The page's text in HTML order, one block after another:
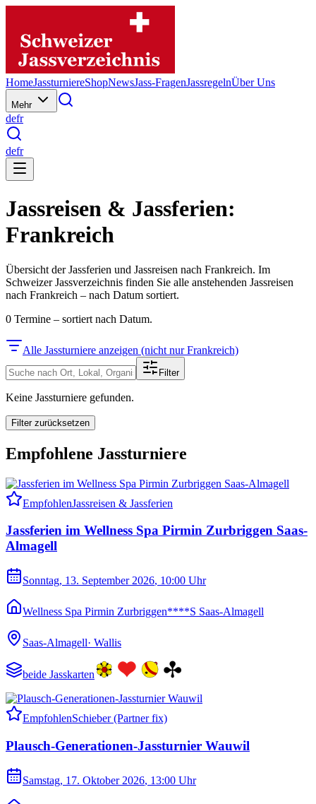
HomeJassturniereShopNewsJass-FragenJassregelnÜber Uns
Mehr
defr
defr
Jassreisen & Jassferien:
Frankreich
Übersicht der Jassferien und Jassreisen nach Frankreich. Im
Schweizer Jassverzeichnis finden Sie alle anstehenden Jassreisen
nach Frankreich – nach Datum sortiert.
0 Termine – sortiert nach Datum.
Alle Jassturniere anzeigen (nicht nur Frankreich)
Filter
Keine Jassturniere gefunden.
Filter zurücksetzen
Empfohlene Jassturniere
EmpfohlenJassreisen & Jassferien
Jassferien im Wellness Spa Pirmin Zurbriggen Saas-
Almagell
Sonntag, 13. September 2026, 10:00 Uhr
Wellness Spa Pirmin Zurbriggen****S Saas-Almagell
Saas-Almagell· Wallis
beide Jasskarten
EmpfohlenSchieber (Partner fix)
Plausch-Generationen-Jassturnier Wauwil
Samstag, 17. Oktober 2026, 13:00 Uhr